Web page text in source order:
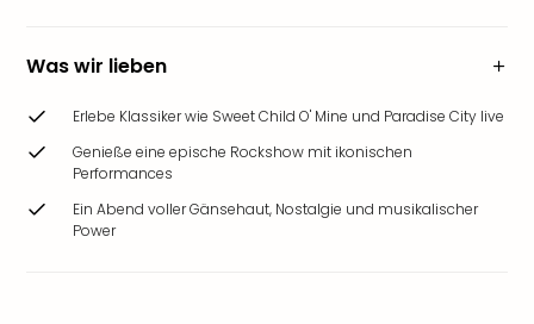
Was wir lieben
Erlebe Klassiker wie Sweet Child O' Mine und Paradise City live
Genieße eine epische Rockshow mit ikonischen
Performances
Ein Abend voller Gänsehaut, Nostalgie und musikalischer
Power